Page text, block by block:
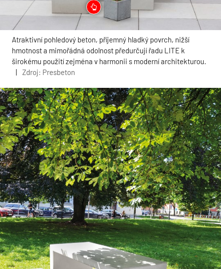
Atraktivní pohledový beton, příjemný hladký povrch, nižší
hmotnost a mimořádná odolnost předurčují řadu LITE k
širokému použití zejména v harmonii s moderní architekturou.
Zdroj: Presbeton